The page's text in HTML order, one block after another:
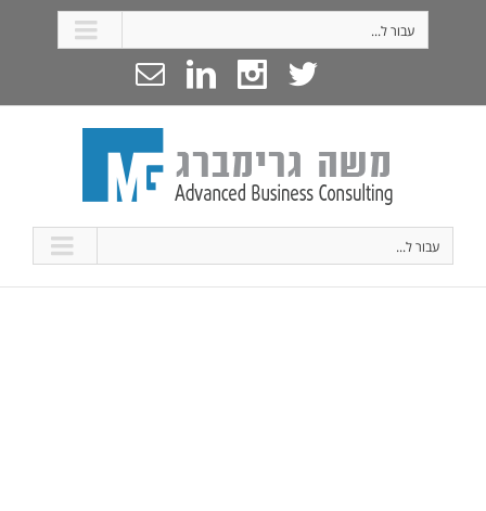
עבור ל...
עבור ל...